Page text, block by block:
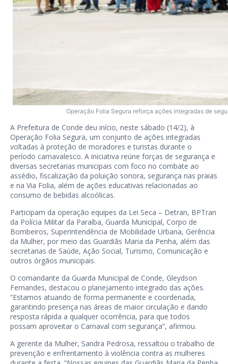
Operação Folia Segura reforça ações integradas de
A Prefeitura de Conde deu início, neste sábado (14/2), à
Operação Folia Segura, um conjunto de ações integradas
voltadas à proteção de moradores e turistas durante o
período carnavalesco. A iniciativa reúne forças de segurança e
diversas secretarias municipais com foco no combate ao
assédio, fiscalização da poluição sonora, segurança nas praias
e na Via Folia, além de ações educativas relacionadas ao
consumo de bebidas alcoólicas.
Participam da operação equipes da Lei Seca – Detran, BPTran
da Polícia Militar da Paraíba, Guarda Municipal, Corpo de
Bombeiros, Superintendência de Mobilidade Urbana, Gerência
da Mulher, por meio das Guardiãs Maria da Penha, além das
secretarias de Saúde, Ação Social, Turismo, Comunicação e
outros órgãos municipais.
O comandante da Guarda Municipal de Conde, Gleydson
Fernandes, destacou o planejamento integrado das ações.
“Estamos atuando de forma permanente e coordenada,
garantindo presença nas áreas de maior circulação e dando
resposta rápida a qualquer ocorrência, para que todos
possam aproveitar o Carnaval com segurança”, afirmou.
A gerente da Mulher, Sandra Pedrosa, ressaltou o trabalho de
prevenção e enfrentamento à violência contra as mulheres